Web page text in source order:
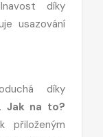
díky
usazování
díky
Jak na to?
přiloženým